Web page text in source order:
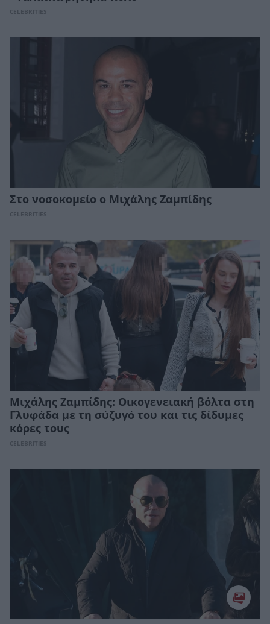
CELEBRITIES
Στο νοσοκομείο ο Μιχάλης Ζαμπίδης
CELEBRITIES
Μιχάλης Ζαμπίδης: Οικογενειακή βόλτα στη
Γλυφάδα με τη σύζυγό του και τις δίδυμες
κόρες τους
CELEBRITIES